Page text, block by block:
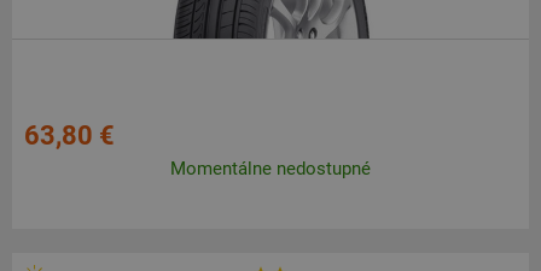
63,80 €
Momentálne nedostupné